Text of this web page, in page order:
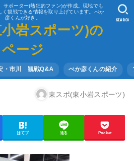
ポーター(熱狂的ファン)が作成。現地でも
く観戦できる情報を取り上げています。べか
彦くんが好き。
岩スポーツ)の
ページ
・市川 観戦Q&A べか彦くんの紹介
SEARCH
東スポ(東小岩スポーツ)
はてブ 送る Pocket